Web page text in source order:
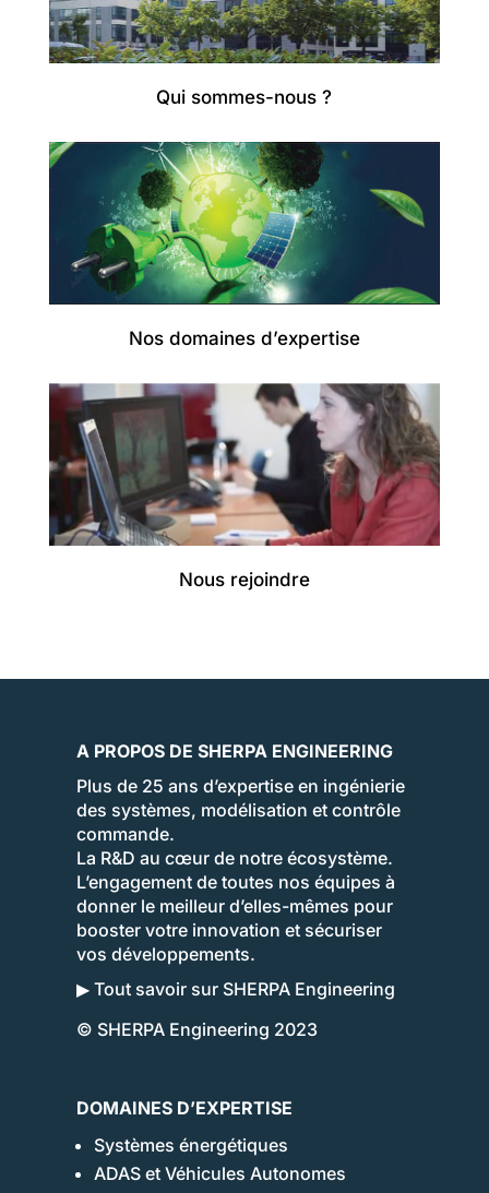
Qui sommes-nous ?
Nos domaines d’expertise
Nous rejoindre
A PROPOS DE SHERPA ENGINEERING
Plus de 25 ans d’expertise en ingénierie
des systèmes, modélisation et contrôle
commande.
La R&D au cœur de notre écosystème.
L’engagement de toutes nos équipes à
donner le meilleur d’elles-mêmes pour
booster votre innovation et sécuriser
vos développements.
▶ Tout savoir sur SHERPA Engineering
© SHERPA Engineering 2023
DOMAINES D’EXPERTISE
Systèmes énergétiques
ADAS et Véhicules Autonomes